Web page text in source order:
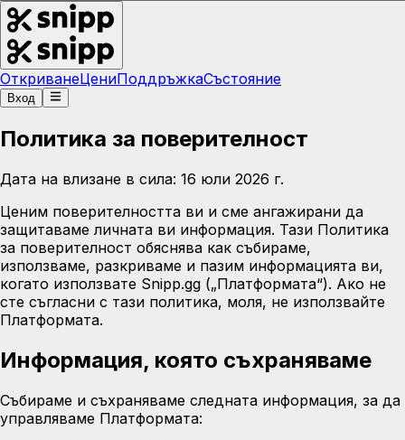
ОткриванеЦениПоддръжкаСъстояние
Вход
Политика за поверителност
Дата на влизане в сила: 16 юли 2026 г.
Ценим поверителността ви и сме ангажирани да
защитаваме личната ви информация. Тази Политика
за поверителност обяснява как събираме,
използваме, разкриваме и пазим информацията ви,
когато използвате Snipp.gg („Платформата“). Ако не
сте съгласни с тази политика, моля, не използвайте
Платформата.
Информация, която съхраняваме
Събираме и съхраняваме следната информация, за да
управляваме Платформата: